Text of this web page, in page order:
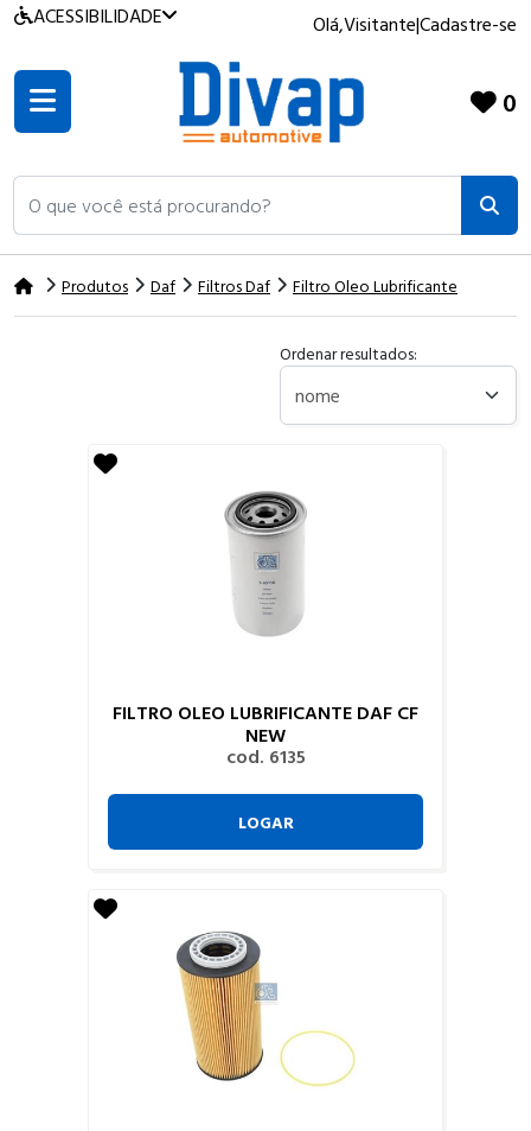
ACESSIBILIDADE Olá,Visitante|Cadastre-se
O que você está procurando?
0
Produtos Daf Filtros Daf Filtro Oleo Lubrificante
Ordenar resultados:
FILTRO OLEO LUBRIFICANTE DAF CF
NEW
cod. 6135
LOGAR